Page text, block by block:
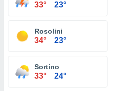
33° 23°
Rosolini
34° 23°
Sortino
33° 24°